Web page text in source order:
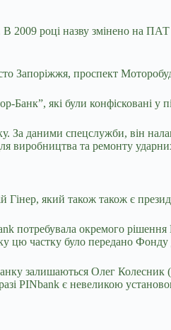
2009 роцi назву змiнено на
Запоріжжя, проспект
які були конфісковані у
За даними спецслужби, він
виробництва та ремонту
Гінер, який також також є
потребувала окремого рішення
цю частку було передано
залишаються Олег
PINbank є невеликою